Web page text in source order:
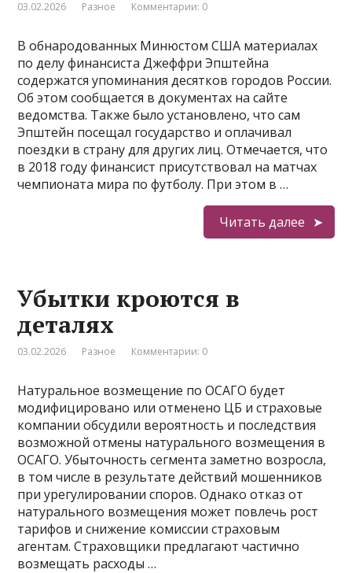
03.02.2026 Разное Комментарии: 0
В обнародованных Минюстом США материалах
по делу финансиста Джеффри Эпштейна
содержатся упоминания десятков городов России.
Об этом сообщается в документах на сайте
ведомства. Также было установлено, что сам
Эпштейн посещал государство и оплачивал
поездки в страну для других лиц. Отмечается, что
в 2018 году финансист присутствовал на матчах
чемпионата мира по футболу. При этом в …
Читать далее
Убытки кроются в
деталях
03.02.2026 Разное Комментарии: 0
Натуральное возмещение по ОСАГО будет
модифицировано или отменено ЦБ и страховые
компании обсудили вероятность и последствия
возможной отмены натурального возмещения в
ОСАГО. Убыточность сегмента заметно возросла,
в том числе в результате действий мошенников
при урегулировании споров. Однако отказ от
натурального возмещения может повлечь рост
тарифов и снижение комиссии страховым
агентам. Страховщики предлагают частично
возмещать расходы …